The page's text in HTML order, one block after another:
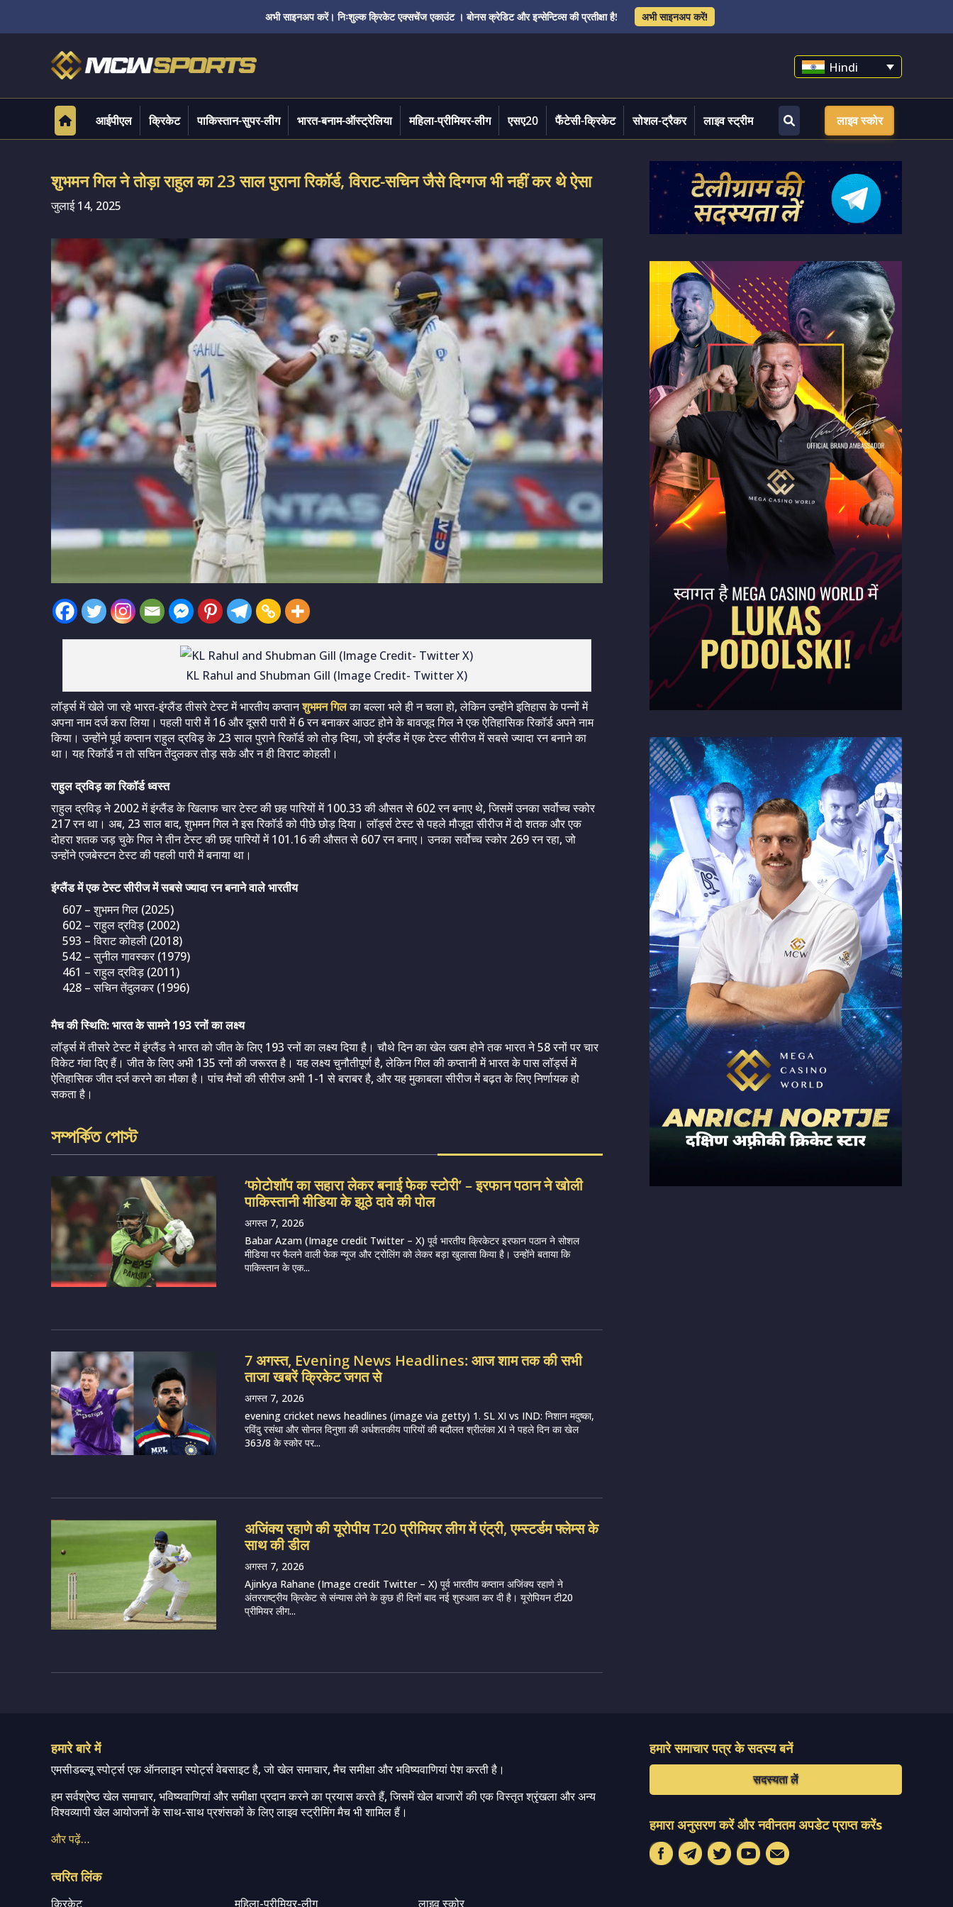
अभी साइनअप करें। निःशुल्क क्रिकेट एक्सचेंज एकाउंट । बोनस क्रेडिट और इन्सेन्टिव्स की प्रतीक्षा है! अभी साइनअप करें!
Hindi
आईपीएल क्रिकेट पाकिस्तान-सुपर-लीग भारत-बनाम-ऑस्ट्रेलिया महिला-प्रीमियर-लीग एसए20 फैंटेसी-क्रिकेट सोशल-ट्रैकर लाइव स्ट्रीम लाइव स्कोर
शुभमन गिल ने तोड़ा राहुल का 23 साल पुराना रिकॉर्ड, विराट-सचिन जैसे दिग्गज भी नहीं कर थे ऐसा
जुलाई 14, 2025
KL Rahul and Shubman Gill (Image Credit- Twitter X)
लॉर्ड्स में खेले जा रहे भारत-इंग्लैंड तीसरे टेस्ट में भारतीय कप्तानशुभमन गिलका बल्ला भले ही न चला हो, लेकिन उन्होंने इतिहास के पन्नों में
अपना नाम दर्ज करा लिया। पहली पारी में 16 और दूसरी पारी में 6 रन बनाकर आउट होने के बावजूद गिल ने एक ऐतिहासिक रिकॉर्ड अपने नाम
किया। उन्होंने पूर्व कप्तान राहुल द्रविड़ के 23 साल पुराने रिकॉर्ड को तोड़ दिया, जो इंग्लैंड में एक टेस्ट सीरीज में सबसे ज्यादा रन बनाने का
था। यह रिकॉर्ड न तो सचिन तेंदुलकर तोड़ सके और न ही विराट कोहली।
राहुल द्रविड़ का रिकॉर्ड ध्वस्त
राहुल द्रविड़ ने 2002 में इंग्लैंड के खिलाफ चार टेस्ट की छह पारियों में 100.33 की औसत से 602 रन बनाए थे, जिसमें उनका सर्वोच्च स्कोर
217 रन था। अब, 23 साल बाद, शुभमन गिल ने इस रिकॉर्ड को पीछे छोड़ दिया। लॉर्ड्स टेस्ट से पहले मौजूदा सीरीज में दो शतक और एक
दोहरा शतक जड़ चुके गिल ने तीन टेस्ट की छह पारियों में 101.16 की औसत से 607 रन बनाए। उनका सर्वोच्च स्कोर 269 रन रहा, जो
उन्होंने एजबेस्टन टेस्ट की पहली पारी में बनाया था।
इंग्लैंड में एक टेस्ट सीरीज में सबसे ज्यादा रन बनाने वाले भारतीय
607 – शुभमन गिल (2025)
602 – राहुल द्रविड़ (2002)
593 – विराट कोहली (2018)
542 – सुनील गावस्कर (1979)
461 – राहुल द्रविड़ (2011)
428 – सचिन तेंदुलकर (1996)
मैच की स्थिति: भारत के सामने 193 रनों का लक्ष्य
लॉर्ड्स में तीसरे टेस्ट में इंग्लैंड ने भारत को जीत के लिए 193 रनों का लक्ष्य दिया है। चौथे दिन का खेल खत्म होने तक भारत ने 58 रनों पर चार
विकेट गंवा दिए हैं। जीत के लिए अभी 135 रनों की जरूरत है। यह लक्ष्य चुनौतीपूर्ण है, लेकिन गिल की कप्तानी में भारत के पास लॉर्ड्स में
ऐतिहासिक जीत दर्ज करने का मौका है। पांच मैचों की सीरीज अभी 1-1 से बराबर है, और यह मुकाबला सीरीज में बढ़त के लिए निर्णायक हो
सकता है।
সম্পর্কিত পোস্ট
‘फोटोशॉप का सहारा लेकर बनाई फेक स्टोरी’ – इरफान पठान ने खोली
पाकिस्तानी मीडिया के झूठे दावे की पोल
अगस्त 7, 2026
Babar Azam (Image credit Twitter – X) पूर्व भारतीय क्रिकेटर इरफान पठान ने सोशल
मीडिया पर फैलने वाली फेक न्यूज और ट्रोलिंग को लेकर बड़ा खुलासा किया है। उन्होंने बताया कि
पाकिस्तान के एक...
7 अगस्त, Evening News Headlines: आज शाम तक की सभी
ताजा खबरें क्रिकेट जगत से
अगस्त 7, 2026
evening cricket news headlines (image via getty) 1. SL XI vs IND: निशान मदुष्का,
रविंदु रसंथा और सोनल दिनुशा की अर्धशतकीय पारियों की बदौलत श्रीलंका XI ने पहले दिन का खेल
363/8 के स्कोर पर...
अजिंक्य रहाणे की यूरोपीय T20 प्रीमियर लीग में एंट्री, एम्स्टर्डम फ्लेम्स के
साथ की डील
अगस्त 7, 2026
Ajinkya Rahane (Image credit Twitter – X) पूर्व भारतीय कप्तान अजिंक्य रहाणे ने
अंतरराष्ट्रीय क्रिकेट से संन्यास लेने के कुछ ही दिनों बाद नई शुरुआत कर दी है। यूरोपियन टी20
प्रीमियर लीग...
हमारे बारे में
एमसीडब्ल्यू स्पोर्ट्स एक ऑनलाइन स्पोर्ट्स वेबसाइट है, जो खेल समाचार, मैच समीक्षा और भविष्यवाणियां पेश करती है।
हम सर्वश्रेष्ठ खेल समाचार, भविष्यवाणियां और समीक्षा प्रदान करने का प्रयास करते हैं, जिसमें खेल बाजारों की एक विस्तृत श्रृंखला और अन्य
विश्वव्यापी खेल आयोजनों के साथ-साथ प्रशंसकों के लिए लाइव स्ट्रीमिंग मैच भी शामिल हैं।
और पढ़ें…
त्वरित लिंक
क्रिकेट महिला-प्रीमियर-लीग लाइव स्कोर
हमारे समाचार पत्र के सदस्य बनें
सदस्यता लें
हमारा अनुसरण करें और नवीनतम अपडेट प्राप्त करेंs